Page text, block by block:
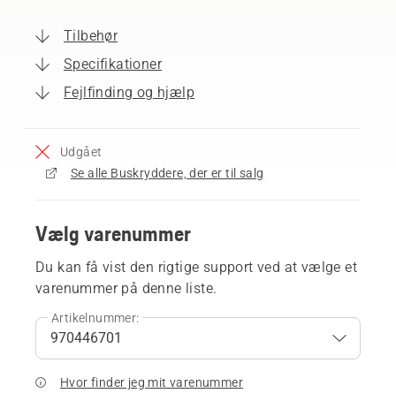
Tilbehør
Specifikationer
Fejlfinding og hjælp
Udgået
Se alle Buskryddere, der er til salg
Vælg varenummer
Du kan få vist den rigtige support ved at vælge et
varenummer på denne liste.
Artikelnummer:
Hvor finder jeg mit varenummer